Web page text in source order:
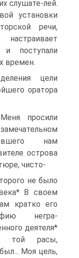
слушате-лей.
установки
речи,
поступали
времен.
цели
оратора
просили
нам
острова
чисто-
не было
В своем
кратко его
негра-
деятеля*
той расы,
Моя цель,